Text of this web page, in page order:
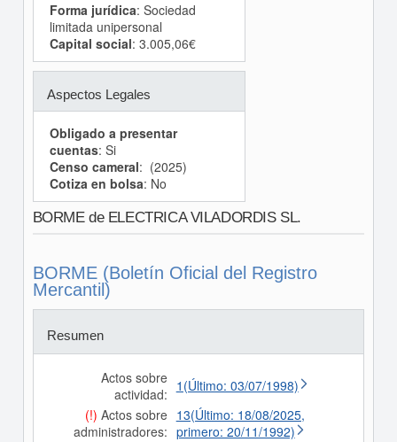
Forma jurídica: Sociedad
limitada unipersonal
Capital social: 3.005,06€
Aspectos Legales
Obligado a presentar
cuentas: Si
Censo cameral: (2025)
Cotiza en bolsa: No
BORME de ELECTRICA VILADORDIS SL.
BORME (Boletín Oficial del Registro
Mercantil)
Resumen
Actos sobre
actividad: 1(Último: 03/07/1998)
(!) Actos sobre
administradores:
13(Último: 18/08/2025,
primero: 20/11/1992)